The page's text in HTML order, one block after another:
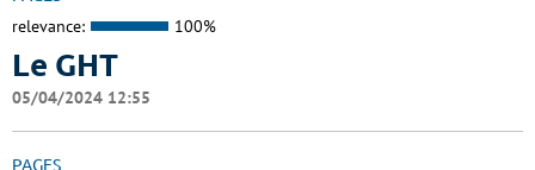
relevance: 100%
Le GHT
05/04/2024 12:55
PAGES